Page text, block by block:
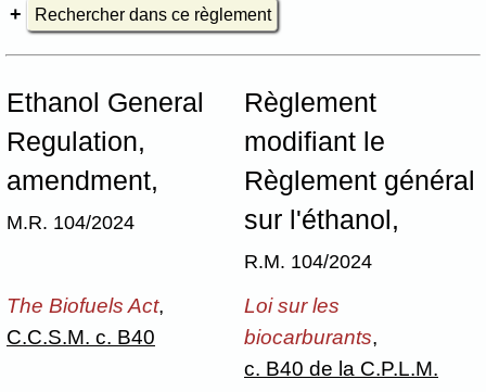
Rechercher dans ce règlement
Ethanol General
Regulation,
amendment,
M.R. 104/2024
Règlement
modifiant le
Règlement général
sur l'éthanol,
R.M. 104/2024
The Biofuels Act,
C.C.S.M. c. B40
Loi sur les
biocarburants,
c. B40 de la C.P.L.M.